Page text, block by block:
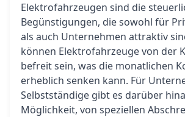
Elektrofahrzeugen sind die
Begünstigungen, die sowohl für
als auch Unternehmen attraktiv
können Elektrofahrzeuge von der
befreit sein, was die monatlichen
erheblich senken kann. Für
Selbstständige gibt es darüber
Möglichkeit, von speziellen